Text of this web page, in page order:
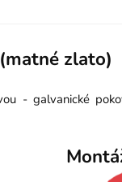
zlato)
- galvanické